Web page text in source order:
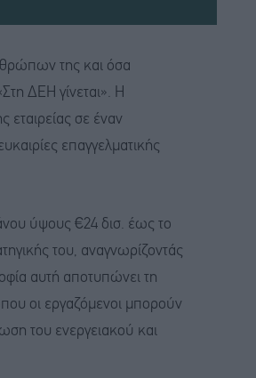
της και όσα
ΔΕΗ γίνεται». Η
εταιρείας σε έναν
επαγγελματικής
ύψους €24 δισ. έως το
του, αναγνωρίζοντάς
αυτή αποτυπώνει τη
οι εργαζόμενοι μπορούν
του ενεργειακού και